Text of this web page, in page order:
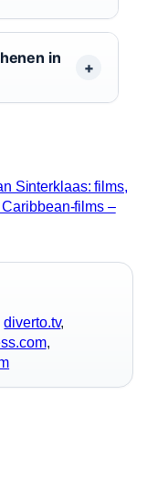
in
Sinterklaas: films,
films –
diverto.tv,
,